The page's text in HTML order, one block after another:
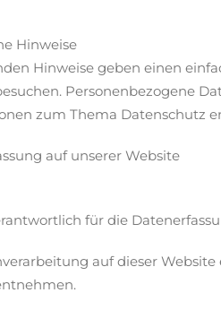
Hinweise
Hinweise geben einen
Personenbezogene
zum Thema Datenschutz
auf unserer Website
für die
auf dieser